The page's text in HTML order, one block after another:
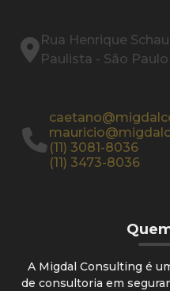
Rua Henrique
Paulista - São Paulo
(11) 3081-8036
(11) 3473-8036
A Migdal Consulting é
de consultoria em